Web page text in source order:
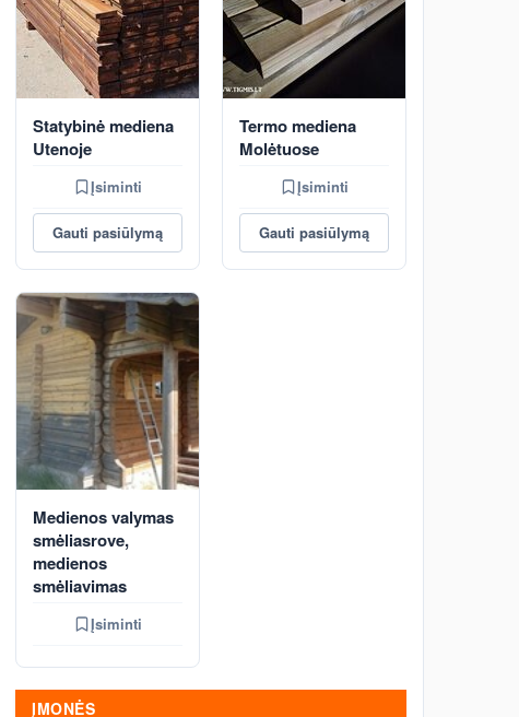
Statybinė mediena
Utenoje
Įsiminti
Gauti pasiūlymą
Termo mediena
Molėtuose
Įsiminti
Gauti pasiūlymą
Medienos valymas
smėliasrove,
medienos
smėliavimas
Įsiminti
ĮMONĖS